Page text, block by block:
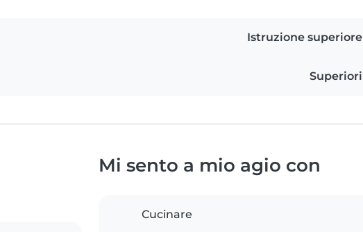
Istruzione superiore
Superiori
Mi sento a mio agio con
Cucinare